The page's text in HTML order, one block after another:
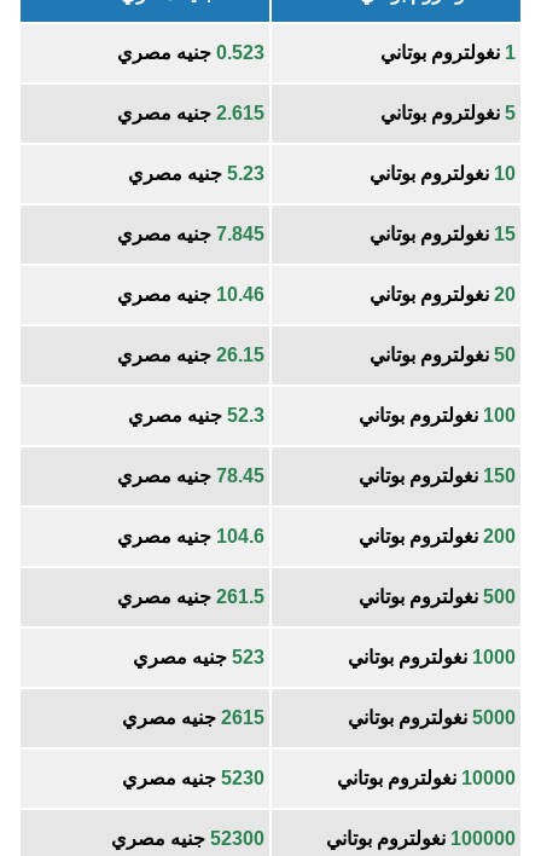
1 نغولتروم بوتاني 0.523 جنيه مصري
5 نغولتروم بوتاني 2.615 جنيه مصري
10 نغولتروم بوتاني 5.23 جنيه مصري
15 نغولتروم بوتاني 7.845 جنيه مصري
20 نغولتروم بوتاني 10.46 جنيه مصري
50 نغولتروم بوتاني 26.15 جنيه مصري
100 نغولتروم بوتاني 52.3 جنيه مصري
150 نغولتروم بوتاني 78.45 جنيه مصري
200 نغولتروم بوتاني 104.6 جنيه مصري
500 نغولتروم بوتاني 261.5 جنيه مصري
1000 نغولتروم بوتاني 523 جنيه مصري
5000 نغولتروم بوتاني 2615 جنيه مصري
10000 نغولتروم بوتاني 5230 جنيه مصري
100000 نغولتروم بوتاني 52300 جنيه مصري